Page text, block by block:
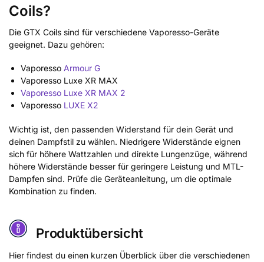
Coils?
Die GTX Coils sind für verschiedene Vaporesso-Geräte
geeignet. Dazu gehören:
Vaporesso Armour G
Vaporesso Luxe XR MAX
Vaporesso Luxe XR MAX 2
Vaporesso LUXE X2
Wichtig ist, den passenden Widerstand für dein Gerät und
deinen Dampfstil zu wählen. Niedrigere Widerstände eignen
sich für höhere Wattzahlen und direkte Lungenzüge, während
höhere Widerstände besser für geringere Leistung und MTL-
Dampfen sind. Prüfe die Geräteanleitung, um die optimale
Kombination zu finden.
Produktübersicht
Hier findest du einen kurzen Überblick über die verschiedenen